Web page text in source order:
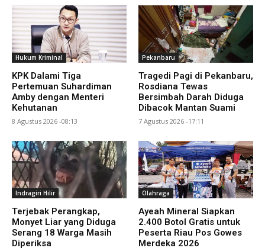
Hukum Kriminal
KPK Dalami Tiga
Pertemuan Suhardiman
Amby dengan Menteri
Kehutanan
8 Agustus 2026 -08:13
Pekanbaru
Tragedi Pagi di Pekanbaru,
Rosdiana Tewas
Bersimbah Darah Diduga
Dibacok Mantan Suami
7 Agustus 2026 -17:11
Indragiri Hilir
Terjebak Perangkap,
Monyet Liar yang Diduga
Serang 18 Warga Masih
Diperiksa
Olahraga
Ayeah Mineral Siapkan
2.400 Botol Gratis untuk
Peserta Riau Pos Gowes
Merdeka 2026